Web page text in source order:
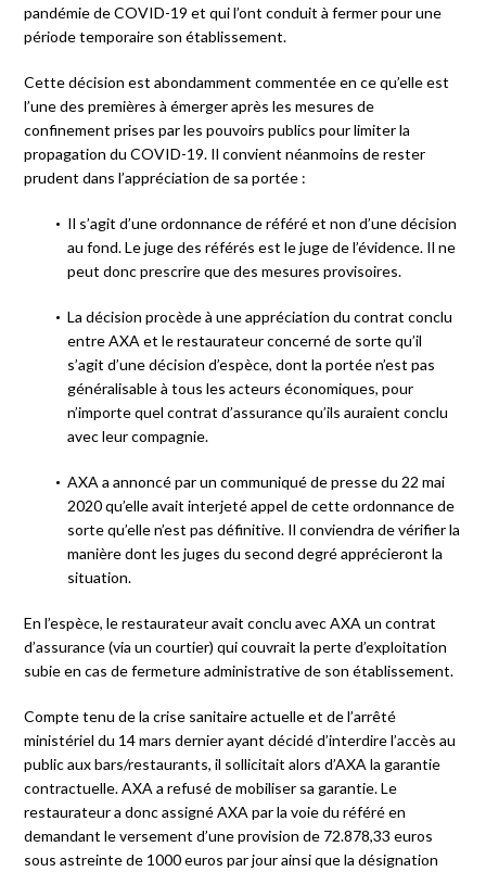
pandémie de COVID-19 et qui l’ont conduit à fermer pour une
période temporaire son établissement.
Cette décision est abondamment commentée en ce qu’elle est
l’une des premières à émerger après les mesures de
confinement prises par les pouvoirs publics pour limiter la
propagation du COVID-19. Il convient néanmoins de rester
prudent dans l’appréciation de sa portée :
Il s’agit d’une ordonnance de référé et non d’une décision
au fond. Le juge des référés est le juge de l’évidence. Il ne
peut donc prescrire que des mesures provisoires.
La décision procède à une appréciation du contrat conclu
entre AXA et le restaurateur concerné de sorte qu’il
s’agit d’une décision d’espèce, dont la portée n’est pas
généralisable à tous les acteurs économiques, pour
n’importe quel contrat d’assurance qu’ils auraient conclu
avec leur compagnie.
AXA a annoncé par un communiqué de presse du 22 mai
2020 qu’elle avait interjeté appel de cette ordonnance de
sorte qu’elle n’est pas définitive. Il conviendra de vérifier la
manière dont les juges du second degré apprécieront la
situation.
En l’espèce, le restaurateur avait conclu avec AXA un contrat
d’assurance (via un courtier) qui couvrait la perte d’exploitation
subie en cas de fermeture administrative de son établissement.
Compte tenu de la crise sanitaire actuelle et de l’arrêté
ministériel du 14 mars dernier ayant décidé d’interdire l’accès au
public aux bars/restaurants, il sollicitait alors d’AXA la garantie
contractuelle. AXA a refusé de mobiliser sa garantie. Le
restaurateur a donc assigné AXA par la voie du référé en
demandant le versement d’une provision de 72.878,33 euros
sous astreinte de 1000 euros par jour ainsi que la désignation